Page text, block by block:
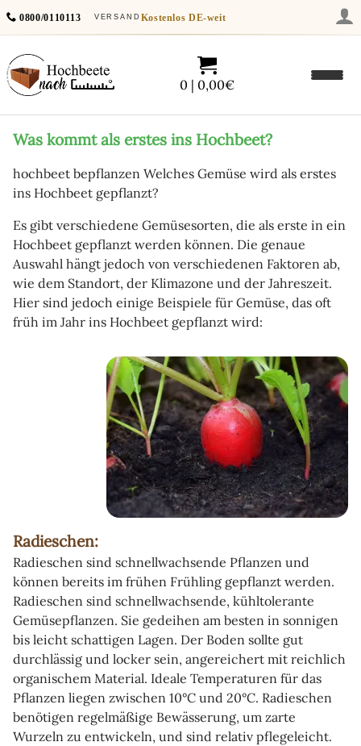
0800/0110113 VERSAND Kostenlos DE-weit
0 | 0,00€
Was kommt als erstes ins Hochbeet?
hochbeet bepflanzen Welches Gemüse wird als erstes
ins Hochbeet gepflanzt?
Es gibt verschiedene Gemüsesorten, die als erste in ein
Hochbeet gepflanzt werden können. Die genaue
Auswahl hängt jedoch von verschiedenen Faktoren ab,
wie dem Standort, der Klimazone und der Jahreszeit.
Hier sind jedoch einige Beispiele für Gemüse, das oft
früh im Jahr ins Hochbeet gepflanzt wird:
Radieschen:
Radieschen sind schnellwachsende Pflanzen und
können bereits im frühen Frühling gepflanzt werden.
Radieschen sind schnellwachsende, kühltolerante
Gemüsepflanzen. Sie gedeihen am besten in sonnigen
bis leicht schattigen Lagen. Der Boden sollte gut
durchlässig und locker sein, angereichert mit reichlich
organischem Material. Ideale Temperaturen für das
Pflanzen liegen zwischen 10°C und 20°C. Radieschen
benötigen regelmäßige Bewässerung, um zarte
Wurzeln zu entwickeln, und sind relativ pflegeleicht.